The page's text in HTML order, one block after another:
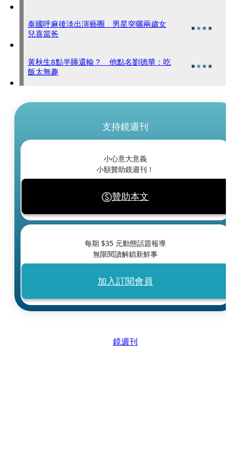
泰國呼麻後淡出演藝圈 男星突曬兩歲女
兒喜當爸
黃秋生8點半睡還輸？ 他點名劉德華：吃
飯太無趣
支持鏡週刊
小心意大意義
小額贊助鏡週刊！
贊助本文
每期 $35 元動態話題報導
無限閱讀解鎖新鮮事
加入訂閱會員
鏡週刊